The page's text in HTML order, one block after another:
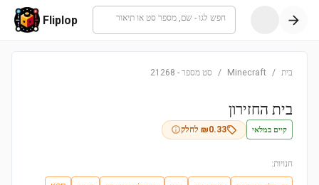
חפש לגו - שם, מספר סט או תיאור Fliplop
בית /
Minecraft
/ סט מספר -
21268
בית החזירון
קיים במלאי ₪0.33 לחלק
חנויות: